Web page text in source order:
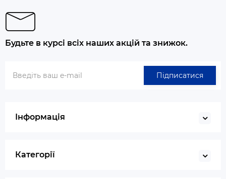
Будьте в курсі всіх наших акцій та знижок.
Підписатися
Інформація
Категорії